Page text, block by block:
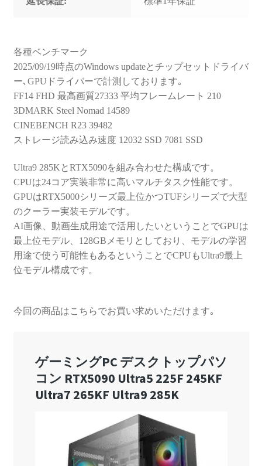
各種ベンチマーク
2025/09/19時点のWindows updateとチップセットドライバ
ー､GPUドライバーで計測しております｡
FF14 FHD 最高画質27333 平均フレームレート 210
3DMARK Steel Nomad 14589
CINEBENCH R23 39482
ストレージ読み込み速度 12032 SSD 7081 SSD
Ultra9 285KとRTX5090を組み合わせた構成です。
CPUは24コア実装非常に高いマルチタスク性能です。
GPUはRTX5000シリーズ最上位かつTUFシリーズで大型
のクーラー実装モデルです。
AI画像、動画生成用途で活用したいということでGPUは
最上位モデル、128GBメモリとしており、モデルの学習
用途で使う可能性もあるということでCPUもUltra9最上
位モデル構成です。
今回の商品はこちらでお買い求めいただけます｡